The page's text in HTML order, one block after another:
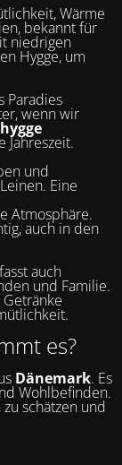
Wärme
bekannt für
niedrigen
Hygge, um
Paradies
wenn wir
hygge
Jahreszeit.
und
Eine
Atmosphäre.
auch in den
auch
und Familie.
es?
Dänemark. Es
Wohlbefinden.
schätzen und